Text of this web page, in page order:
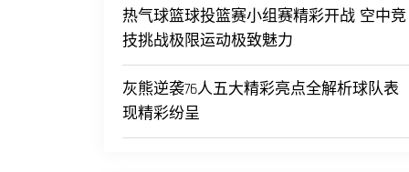
热气球篮球投篮赛小组赛精彩开战 空中竞
技挑战极限运动极致魅力
灰熊逆袭76人五大精彩亮点全解析球队表
现精彩纷呈